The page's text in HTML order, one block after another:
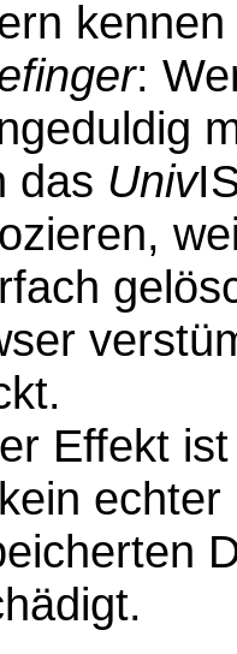
:
das Univ
Effekt